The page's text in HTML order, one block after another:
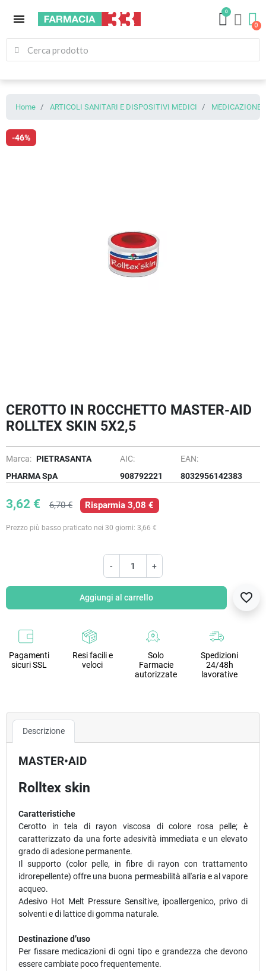
menu
0
Home ARTICOLI SANITARI E DISPOSITIVI MEDICI MEDICAZIONE
-46%
CEROTTO IN ROCCHETTO MASTER-AID
ROLLTEX SKIN 5X2,5
Marca: PIETRASANTA
PHARMA SpA
AIC:
908792221
EAN:
8032956142383
3,62 € 6,70 € Risparmia 3,08 €
Prezzo più basso praticato nei 30 giorni: 3,66 €
- +
Aggiungi al carrello favorite_border
Pagamenti
sicuri SSL
Resi facili e
veloci
Solo
Farmacie
autorizzate
Spedizioni
24/48h
lavorative
Descrizione
MASTER•AID
Rolltex skin
Caratteristiche
Cerotto in tela di rayon viscosa di colore rosa pelle; è
caratterizzato da una forte adesività immediata e un elevato
grado di adesione permanente.
Il supporto (color pelle, in fibre di rayon con trattamento
idrorepellente) offre una buona permeabilità all'aria e al vapore
acqueo.
Adesivo Hot Melt Pressure Sensitive, ipoallergenico, privo di
solventi e di lattice di gomma naturale.
Destinazione d’uso
Per fissare medicazioni di ogni tipo e grandezza che devono
essere cambiate poco frequentemente.